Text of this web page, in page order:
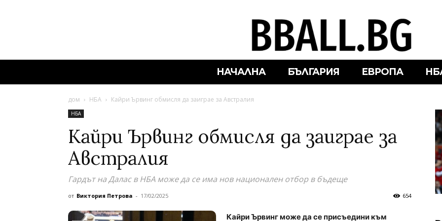
НАЧАЛНА БЪЛГАРИЯ ЕВРОПА
дом НБА Кайри Ървинг обмисля да заиграе за Австралия
НБА
Кайри Ървинг обмисля да заиграе за
Австралия
Гардът на Далас в НБА може да се има нов национален отбор в бъдеще
от Виктория Петрова - 17/02/2025 654
Кайри Ървинг може да се присъедини към